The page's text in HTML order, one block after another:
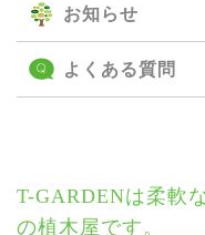
お知らせ
よくある質問
T-GARDENは柔軟
の植木屋です。